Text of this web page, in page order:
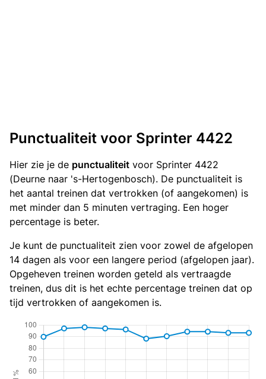
Punctualiteit voor Sprinter 4422
Hier zie je de punctualiteit voor Sprinter 4422
(Deurne naar 's-Hertogenbosch). De punctualiteit is
het aantal treinen dat vertrokken (of aangekomen) is
met minder dan 5 minuten vertraging. Een hoger
percentage is beter.
Je kunt de punctualiteit zien voor zowel de afgelopen
14 dagen als voor een langere period (afgelopen jaar).
Opgeheven treinen worden geteld als vertraagde
treinen, dus dit is het echte percentage treinen dat op
tijd vertrokken of aangekomen is.